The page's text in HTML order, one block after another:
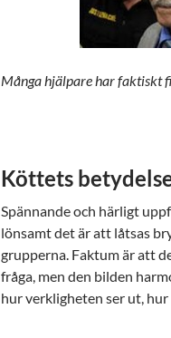
Många hjälpare har faktiskt
Köttets
Spännande och härligt
lönsamt det är att låtsas
grupperna. Faktum är att
fråga, men den bilden
hur verkligheten ser ut,